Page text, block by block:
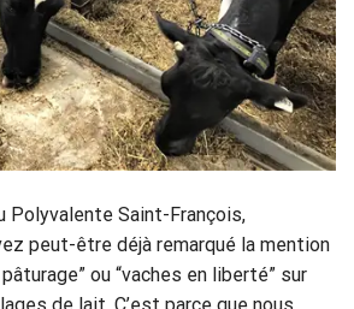
Polyvalente Saint-François,
peut-être déjà remarqué la mention
ou “vaches en liberté” sur